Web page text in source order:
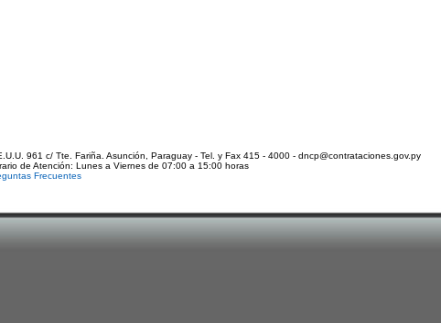
961 c/ Tte. Fariña. Asunción, Paraguay - Tel. y Fax 415 - 4000 - dncp@contrataciones.gov.py
de Atención: Lunes a Viernes de 07:00 a 15:00 horas
Frecuentes